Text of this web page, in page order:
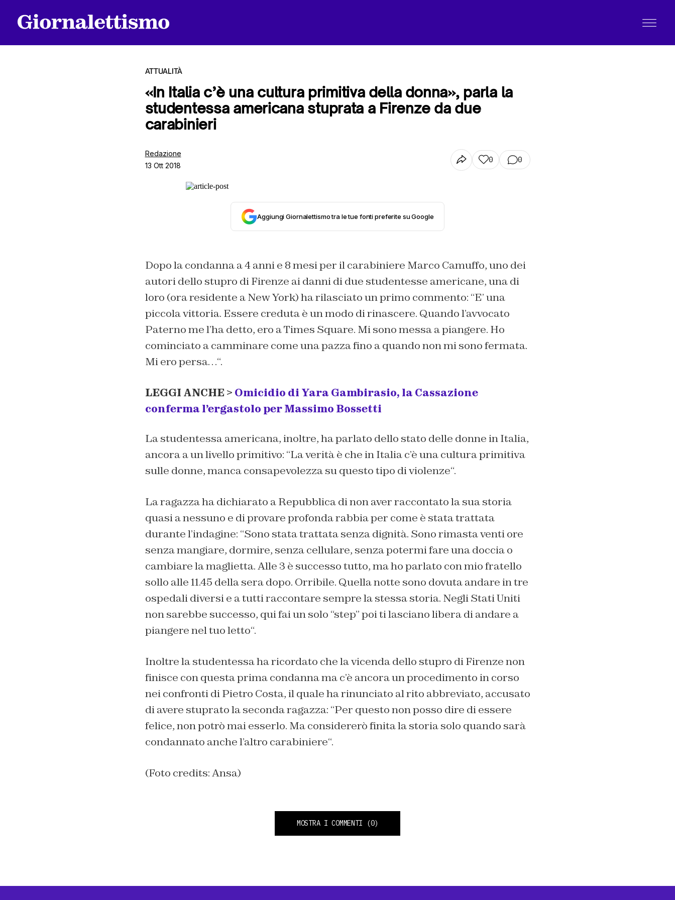
ATTUALITÀ
«In Italia c’è una cultura primitiva della donna», parla la
studentessa americana stuprata a Firenze da due
carabinieri
Redazione
13 Ott 2018
0 0
Aggiungi Giornalettismo tra le tue fonti preferite su Google
Dopo la condanna a 4 anni e 8 mesi per il carabiniere Marco Camuffo, uno dei
autori dello stupro di Firenze ai danni di due studentesse americane, una di
loro (ora residente a New York) ha rilasciato un primo commento: “E’ una
piccola vittoria. Essere creduta è un modo di rinascere. Quando l’avvocato
Paterno me l’ha detto, ero a Times Square. Mi sono messa a piangere. Ho
cominciato a camminare come una pazza fino a quando non mi sono fermata.
Mi ero persa…“.
LEGGI ANCHE > Omicidio di Yara Gambirasio, la Cassazione
conferma l’ergastolo per Massimo Bossetti
La studentessa americana, inoltre, ha parlato dello stato delle donne in Italia,
ancora a un livello primitivo: “La verità è che in Italia c’è una cultura primitiva
sulle donne, manca consapevolezza su questo tipo di violenze“.
La ragazza ha dichiarato aRepubblicadi non aver raccontato la sua storia
quasi a nessuno e di provare profonda rabbia per come è stata trattata
durante l’indagine: “Sono stata trattata senza dignità. Sono rimasta venti ore
senza mangiare, dormire, senza cellulare, senza potermi fare una doccia o
cambiare la maglietta. Alle 3 è successo tutto, ma ho parlato con mio fratello
sollo alle 11.45 della sera dopo. Orribile. Quella notte sono dovuta andare in tre
ospedali diversi e a tutti raccontare sempre la stessa storia. Negli Stati Uniti
non sarebbe successo, qui fai un solo “step” poi ti lasciano libera di andare a
piangere nel tuo letto“.
Inoltre la studentessa ha ricordato che la vicenda dello stupro di Firenze non
finisce con questa prima condanna ma c’è ancora un procedimento in corso
nei confronti di Pietro Costa, il quale ha rinunciato al rito abbreviato, accusato
di avere stuprato la seconda ragazza: “Per questo non posso dire di essere
felice, non potrò mai esserlo. Ma considererò finita la storia solo quando sarà
condannato anche l’altro carabiniere“.
(Foto credits: Ansa)
MOSTRA I COMMENTI (0)